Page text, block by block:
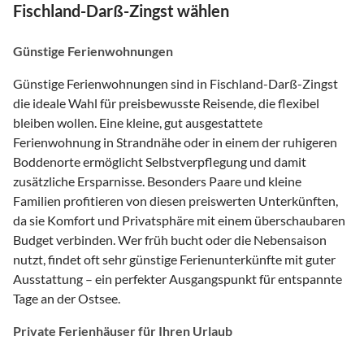
Fischland-Darß-Zingst wählen
Günstige Ferienwohnungen
Günstige Ferienwohnungen sind in Fischland-Darß-Zingst
die ideale Wahl für preisbewusste Reisende, die flexibel
bleiben wollen. Eine kleine, gut ausgestattete
Ferienwohnung in Strandnähe oder in einem der ruhigeren
Boddenorte ermöglicht Selbstverpflegung und damit
zusätzliche Ersparnisse. Besonders Paare und kleine
Familien profitieren von diesen preiswerten Unterkünften,
da sie Komfort und Privatsphäre mit einem überschaubaren
Budget verbinden. Wer früh bucht oder die Nebensaison
nutzt, findet oft sehr günstige Ferienunterkünfte mit guter
Ausstattung – ein perfekter Ausgangspunkt für entspannte
Tage an der Ostsee.
Private Ferienhäuser für Ihren Urlaub